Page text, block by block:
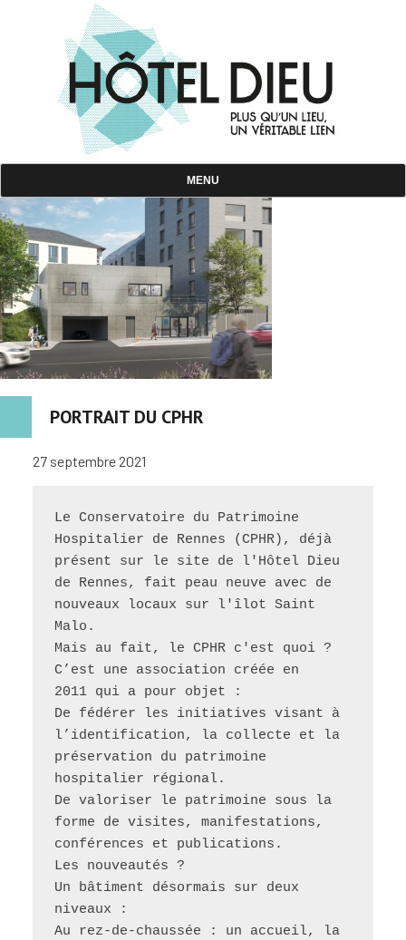
MENU
PORTRAIT DU CPHR
27 septembre 2021
Le Conservatoire du Patrimoine
Hospitalier de Rennes (CPHR), déjà
présent sur le site de l'Hôtel Dieu
de Rennes, fait peau neuve avec de
nouveaux locaux sur l'îlot Saint
Malo.
Mais au fait, le CPHR c'est quoi ?
C’est une association créée en
2011 qui a pour objet :
De fédérer les initiatives visant à
l’identification, la collecte et la
préservation du patrimoine
hospitalier régional.
De valoriser le patrimoine sous la
forme de visites, manifestations,
conférences et publications.
Les nouveautés ?
Un bâtiment désormais sur deux
niveaux :
Au rez-de-chaussée : un accueil, la